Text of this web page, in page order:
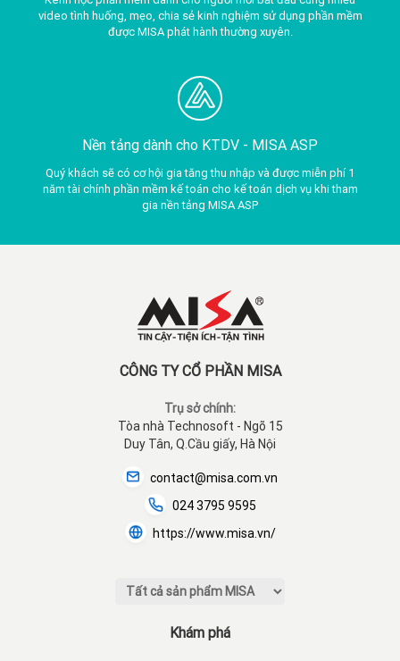
video tình huống, mẹo, chia sẻ kinh nghiệm sử dụng phần mềm
được MISA phát hành thường xuyên.
Nền tảng dành cho KTDV - MISA ASP
Quý khách sẽ có cơ hội gia tăng thu nhập và được miễn phí 1
năm tài chính phần mềm kế toán cho kế toán dịch vụ khi tham
gia nền tảng MISA ASP
CÔNG TY CỔ PHẦN MISA
Trụ sở chính:
Tòa nhà Technosoft - Ngõ 15
Duy Tân, Q.Cầu giấy, Hà Nội
contact@misa.com.vn
024 3795 9595
https://www.misa.vn/
Khám phá